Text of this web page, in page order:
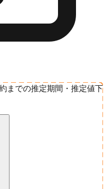
までの推定期間・推定値下